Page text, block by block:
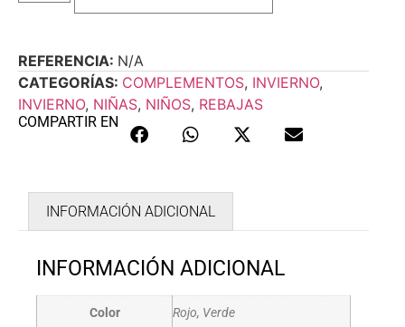
REFERENCIA: N/A
CATEGORÍAS: COMPLEMENTOS, INVIERNO,
INVIERNO, NIÑAS, NIÑOS, REBAJAS
COMPARTIR EN
INFORMACIÓN ADICIONAL
INFORMACIÓN ADICIONAL
Color Rojo, Verde